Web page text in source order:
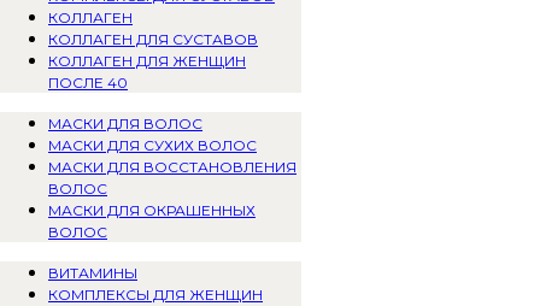
КОЛЛАГЕН
КОЛЛАГЕН ДЛЯ СУСТАВОВ
КОЛЛАГЕН ДЛЯ ЖЕНЩИН
ПОСЛЕ 40
МАСКИ ДЛЯ ВОЛОС
МАСКИ ДЛЯ СУХИХ ВОЛОС
МАСКИ ДЛЯ ВОССТАНОВЛЕНИЯ
ВОЛОС
МАСКИ ДЛЯ ОКРАШЕННЫХ
ВОЛОС
ВИТАМИНЫ
КОМПЛЕКСЫ ДЛЯ ЖЕНЩИН